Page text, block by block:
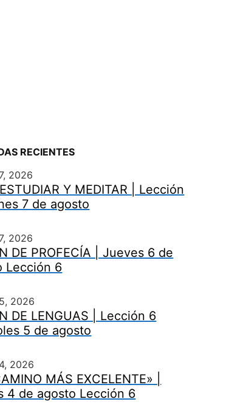
RECIENTES
2026
Y MEDITAR | Lección
7 de agosto
2026
DE PROFECÍA | Jueves 6 de
Lección 6
2026
DE LENGUAS | Lección 6
5 de agosto
2026
MÁS EXCELENTE» |
4 de agosto Lección 6